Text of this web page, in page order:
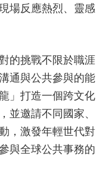
場反應熱烈、靈感
的挑戰不限於職涯
通與公共參與的能
」打造一個跨文化
並邀請不同國家、
，激發年輕世代對
與全球公共事務的